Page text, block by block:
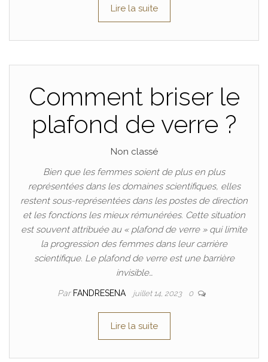
Lire la suite
Comment briser le
plafond de verre ?
Non classé
Bien que les femmes soient de plus en plus
représentées dans les domaines scientifiques, elles
restent sous-représentées dans les postes de direction
et les fonctions les mieux rémunérées. Cette situation
est souvent attribuée au « plafond de verre » qui limite
la progression des femmes dans leur carrière
scientifique. Le plafond de verre est une barrière
invisible…
Par FANDRESENA juillet 14, 2023 0
Lire la suite